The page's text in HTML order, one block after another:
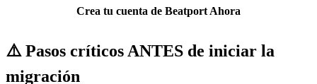
Crea tu cuenta de Beatport Ahora
⚠️ Pasos críticos ANTES de iniciar la
migración